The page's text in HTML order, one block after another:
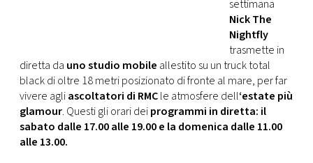
settimana
Nick The
Nightfly
trasmette in
diretta da uno studio mobile allestito su un truck total
black di oltre 18 metri posizionato di fronte al mare, per far
vivere agliascoltatori di RMCle atmosfere dell‘estate più
glamour. Questi gli orari deiprogrammi in diretta: il
sabato dalle 17.00 alle 19.00 e la domenica dalle 11.00
alle 13.00.